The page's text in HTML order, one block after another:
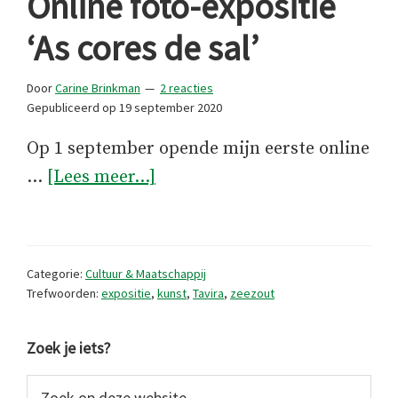
‘As cores de sal’
DoorCarine Brinkman
2 reacties
Gepubliceerd op 19 september 2020
Op 1 september opende mijn eerste online
… [Lees meer...]
cores
Categorie: Cultuur & Maatschappij
Trefwoorden: expositie, kunst, Tavira, zeezout
Primaire
Sidebar
Zoek je iets?